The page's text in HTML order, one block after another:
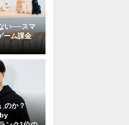
い──スマ
ーム課金
のか？